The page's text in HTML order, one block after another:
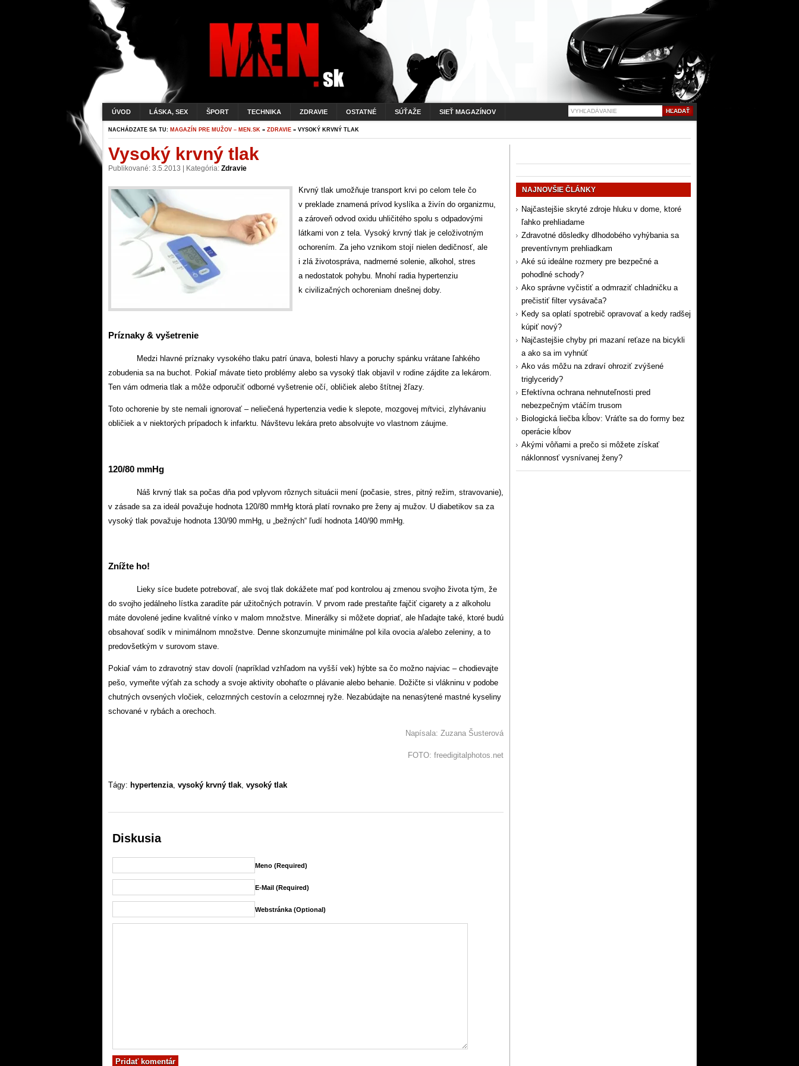
ÚVOD LÁSKA, SEX ŠPORT TECHNIKA ZDRAVIE OSTATNÉ SÚŤAŽE SIEŤ MAGAZÍNOV
NACHÁDZATE SA TU: MAGAZÍN PRE MUŽOV – MEN.SK » ZDRAVIE » VYSOKÝ KRVNÝ TLAK
Vysoký krvný tlak
Publikované: 3.5.2013 | Kategória: Zdravie
Krvný tlak umožňuje transport krvi po celom tele čo
v preklade znamená prívod kyslíka a živín do organizmu,
a zároveň odvod oxidu uhličitého spolu s odpadovými
látkami von z tela. Vysoký krvný tlak je celoživotným
ochorením. Za jeho vznikom stojí nielen dedičnosť, ale
i zlá životospráva, nadmerné solenie, alkohol, stres
a nedostatok pohybu. Mnohí radia hypertenziu
k civilizačných ochoreniam dnešnej doby.
Príznaky & vyšetrenie
Medzi hlavné príznaky vysokého tlaku patrí únava, bolesti hlavy a poruchy spánku vrátane ľahkého
zobudenia sa na buchot. Pokiaľ mávate tieto problémy alebo sa vysoký tlak objavil v rodine zájdite za lekárom.
Ten vám odmeria tlak a môže odporučiť odborné vyšetrenie očí, obličiek alebo štítnej žľazy.
Toto ochorenie by ste nemali ignorovať – neliečená hypertenzia vedie k slepote, mozgovej mŕtvici, zlyhávaniu
obličiek a v niektorých prípadoch k infarktu. Návštevu lekára preto absolvujte vo vlastnom záujme.
120/80 mmHg
Náš krvný tlak sa počas dňa pod vplyvom rôznych situácii mení (počasie, stres, pitný režim, stravovanie),
v zásade sa za ideál považuje hodnota 120/80 mmHg ktorá platí rovnako pre ženy aj mužov. U diabetikov sa za
vysoký tlak považuje hodnota 130/90 mmHg, u „bežných“ ľudí hodnota 140/90 mmHg.
Znížte ho!
Lieky síce budete potrebovať, ale svoj tlak dokážete mať pod kontrolou aj zmenou svojho života tým, že
do svojho jedálneho lístka zaradíte pár užitočných potravín. V prvom rade prestaňte fajčiť cigarety a z alkoholu
máte dovolené jedine kvalitné vínko v malom množstve. Minerálky si môžete dopriať, ale hľadajte také, ktoré budú
obsahovať sodík v minimálnom množstve. Denne skonzumujte minimálne pol kila ovocia a/alebo zeleniny, a to
predovšetkým v surovom stave.
Pokiaľ vám to zdravotný stav dovolí (napríklad vzhľadom na vyšší vek) hýbte sa čo možno najviac – chodievajte
pešo, vymeňte výťah za schody a svoje aktivity obohaťte o plávanie alebo behanie. Dožičte si vlákninu v podobe
chutných ovsených vločiek, celozrnných cestovín a celozrnnej ryže. Nezabúdajte na nenasýtené mastné kyseliny
schované v rybách a orechoch.
Napísala: Zuzana Šusterová
FOTO: freedigitalphotos.net
Tágy: hypertenzia, vysoký krvný tlak, vysoký tlak
Diskusia
Meno (required)
E-Mail (required)
Webstránka (Optional)
NAJNOVŠIE ČLÁNKY
Najčastejšie skryté zdroje hluku v dome, ktoré
ľahko prehliadame
Zdravotné dôsledky dlhodobého vyhýbania sa
preventívnym prehliadkam
Aké sú ideálne rozmery pre bezpečné a
pohodlné schody?
Ako správne vyčistiť a odmraziť chladničku a
prečistiť filter vysávača?
Kedy sa oplatí spotrebič opravovať a kedy radšej
kúpiť nový?
Najčastejšie chyby pri mazaní reťaze na bicykli
a ako sa im vyhnúť
Ako vás môžu na zdraví ohroziť zvýšené
triglyceridy?
Efektívna ochrana nehnuteľnosti pred
nebezpečným vtáčím trusom
Biologická liečba kĺbov: Vráťte sa do formy bez
operácie kĺbov
Akými vôňami a prečo si môžete získať
náklonnosť vysnívanej ženy?